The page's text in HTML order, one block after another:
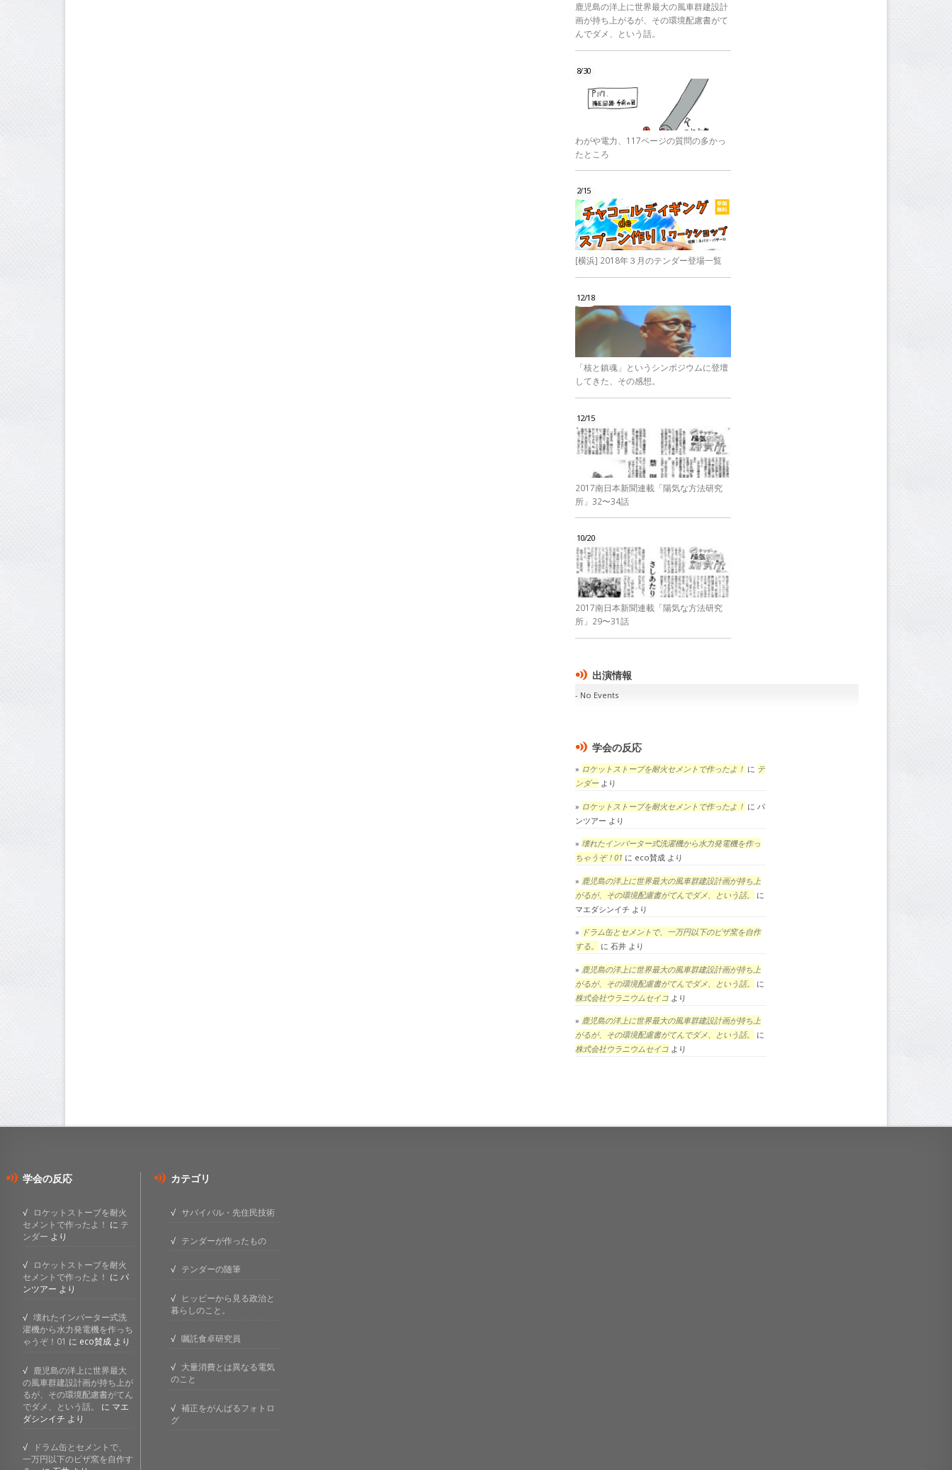
鹿児島の洋上に世界最大の風車群建設計
画が持ち上がるが、その環境配慮書がて
んでダメ、という話。
8/30
わがや電力、117ページの質問の多かっ
たところ
2/15
[横浜] 2018年３月のテンダー登場一覧
12/18
「核と鎮魂」というシンポジウムに登壇
してきた、その感想。
12/15
2017南日本新聞連載「陽気な方法研究
所」32〜34話
10/20
2017南日本新聞連載「陽気な方法研究
所」29〜31話
出演情報
No Events
学会の反応
ロケットストーブを耐火セメントで作ったよ！ に テ
ンダーより
ロケットストーブを耐火セメントで作ったよ！ に パ
ンツアー より
壊れたインバーター式洗濯機から水力発電機を作っ
ちゃうぞ！01 に eco賛成 より
鹿児島の洋上に世界最大の風車群建設計画が持ち上
がるが、その環境配慮書がてんでダメ、という話。
に
マエダシンイチ より
ドラム缶とセメントで、一万円以下のピザ窯を自作
する。
に 石井 より
鹿児島の洋上に世界最大の風車群建設計画が持ち上
がるが、その環境配慮書がてんでダメ、という話。
に
株式会社ウラニウムセイコ より
鹿児島の洋上に世界最大の風車群建設計画が持ち上
がるが、その環境配慮書がてんでダメ、という話。
に
株式会社ウラニウムセイコ より
学会の反応
ロケットストーブを耐火
セメントで作ったよ！ に テ
ンダー より
ロケットストーブを耐火
セメントで作ったよ！ に パ
ンツアー より
壊れたインバーター式洗
濯機から水力発電機を作っち
ゃうぞ！01 に eco賛成より
鹿児島の洋上に世界最大
の風車群建設計画が持ち上が
るが、その環境配慮書がてん
でダメ、という話。
に マエ
ダシンイチ より
ドラム缶とセメントで、
一万円以下のピザ窯を自作す
カテゴリ
サバイバル・先住民技術
テンダーが作ったもの
テンダーの随筆
ヒッピーから見る政治と
暮らしのこと。
嘱託食卓研究員
大量消費とは異なる電気
のこと
補正をがんばるフォトロ
グ